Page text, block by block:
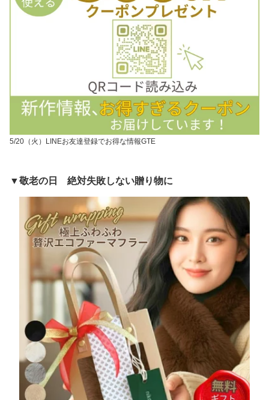
5/20（火）LINEお友達登録でお得な情報GTE
▼敬老の日 絶対失敗しない贈り物に